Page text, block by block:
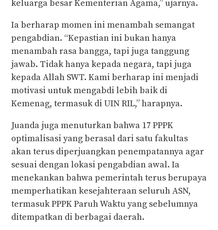
keluarga besar Kementerian Agama,” ujarnya.
Ia berharap momen ini menambah semangat
pengabdian. “Kepastian ini bukan hanya
menambah rasa bangga, tapi juga tanggung
jawab. Tidak hanya kepada negara, tapi juga
kepada Allah SWT. Kami berharap ini menjadi
motivasi untuk mengabdi lebih baik di
Kemenag, termasuk di UIN RIL,” harapnya.
Juanda juga menuturkan bahwa 17 PPPK
optimalisasi yang berasal dari satu fakultas
akan terus diperjuangkan penempatannya agar
sesuai dengan lokasi pengabdian awal. Ia
menekankan bahwa pemerintah terus berupaya
memperhatikan kesejahteraan seluruh ASN,
termasuk PPPK Paruh Waktu yang sebelumnya
ditempatkan di berbagai daerah.